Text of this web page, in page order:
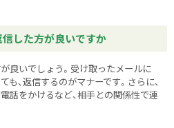
した方が良いですか
良いでしょう。受け取ったメールに
も、返信するのがマナーです。さらに、
話をかけるなど、相手との関係性で連